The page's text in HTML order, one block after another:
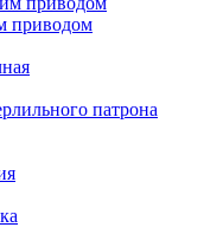
приводом
патрона